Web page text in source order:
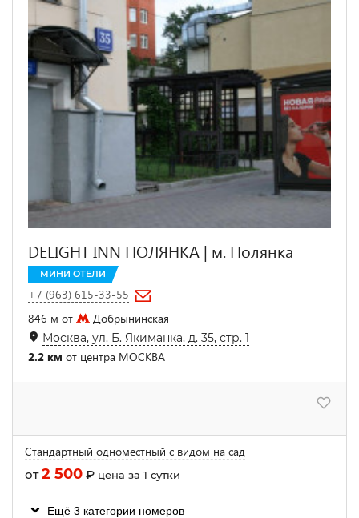
DELIGHT INN ПОЛЯНКА | м. Полянка
МИНИ ОТЕЛИ
+7 (963) 615-33-55
846 м от
Добрынинская
Москва, ул. Б. Якиманка, д. 35, стр. 1
2.2 км от центра МОСКВА
Стандартный одноместный с видом на сад
от2 500 ₽ цена за 1 сутки
Ещё 3 категории номеров